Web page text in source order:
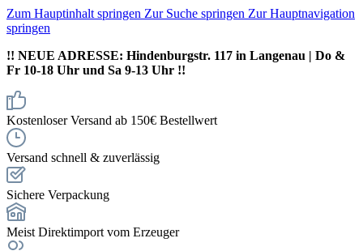
Zum Hauptinhalt springen Zur Suche springen Zur Hauptnavigation
springen
!! NEUE ADRESSE: Hindenburgstr. 117 in Langenau | Do &
Fr 10-18 Uhr und Sa 9-13 Uhr !!
Kostenloser Versand ab 150€ Bestellwert
Versand schnell & zuverlässig
Sichere Verpackung
Meist Direktimport vom Erzeuger